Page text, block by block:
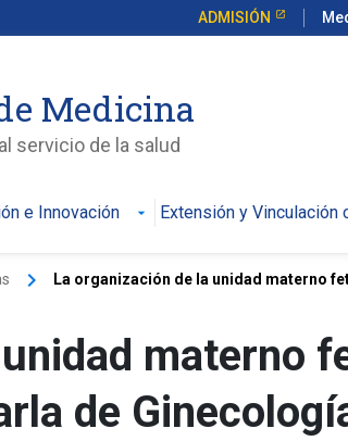
ADMISIÓN
Medicina
servicio de la salud
e Innovación Extensión y Vinculación
keyboard_arrow_right La organización de la unidad materno
materno
de